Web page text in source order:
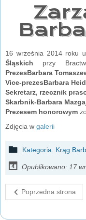
16 września 2014 roku
Śląskich przy
PrezesBarbara
Vice-prezesBarbara
Sekretarz, rzecznik
Skarbnik-Barbara
Prezesem honorowym
Zdjęcia w galerii
Kategoria: Krąg
Opublikowano: 17
Poprzedna strona